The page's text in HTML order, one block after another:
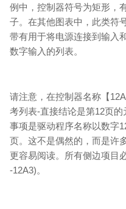
例中，控制器符号为矩形，
子。在其他图表中，此类符
带有用于将电源连接到输入
数字输入的列表。
请注意，在控制器名称【
考列表-直接结论是第12页
事项是驱动程序名称以数字
页。这不是偶然的，而是许
更容易阅读。所有侧边项目
-12A3)。